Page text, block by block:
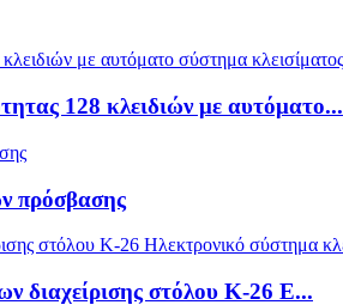
128 κλειδιών με αυτόματο...
πρόσβασης
διαχείρισης στόλου K-26 E...